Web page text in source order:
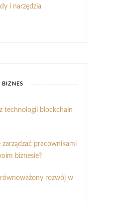
i narzędzia
BIZNES
technologii blockchain
zarządzać pracownikami
biznesie?
rozwój w